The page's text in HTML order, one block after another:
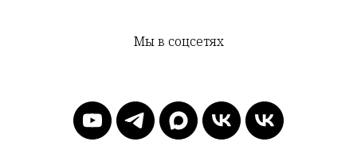
Мы в соцсетях